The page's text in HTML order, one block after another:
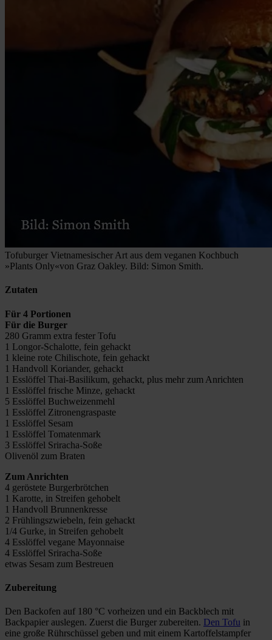
Tofuburger Vietnamesischer Art aus dem veganen Kochbuch
»Plants Only«von Graz Oakley. Bild: Simon Smith.
Zutaten
Für 4 Portionen
Für die Burger
280 Gramm extra fester Tofu
1 Longor-Schalotte, fein gehackt
1 kleine rote Chilischote, fein gehackt
1 Handvoll Koriander, gehackt
1 Esslöffel Thai-Basilikum, gehackt, plus mehr zum Anrichten
1 Esslöffel frische Minze, gehackt
5 Esslöffel Buchweizenmehl
1 Esslöffel Zitronengraspaste
1 Esslöffel Sesam
1 Esslöffel Tomatenmark
3 Esslöffel Sriracha-Soße
Olivenöl zum Braten
Zum Anrichten
4 geröstete Burgerbrötchen
1 Karotte, in Streifen gehobelt
1 Handvoll Brunnenkresse
2 Frühlingszwiebeln, fein gehackt
1/4 Gurke, in Streifen gehobelt
4 Esslöffel vegane Mayonnaise
4 Esslöffel Sriracha-Soße
etwas Sesam zum Bestreuen
Zubereitung
Den Backofen auf 180 °C vorheizen und ein Backblech mit
Backpapier auslegen. Zuerst die Burger zubereiten. Den Tofu in
eine große Rührschüssel geben und mit einem Kartoffelstampfer